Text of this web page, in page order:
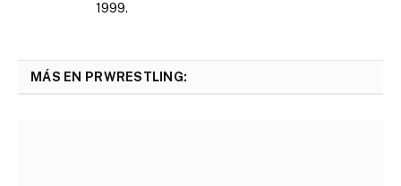
1999.
MÁS EN PRWRESTLING: